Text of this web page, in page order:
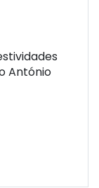
António